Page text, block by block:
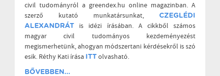
civil tudományról a greendex.hu online magazinban. A
szerző kutató munkatársunkat,
CZEGLÉDI
ALEXANDRÁT
is idézi írásában. A cikkből számos
magyar civil tudományos kezdeményezést
megismerhetünk, ahogyan módszertani kérdésekről is szó
esik. Réthy Kati írása ITT olvasható.
BŐVEBBEN...